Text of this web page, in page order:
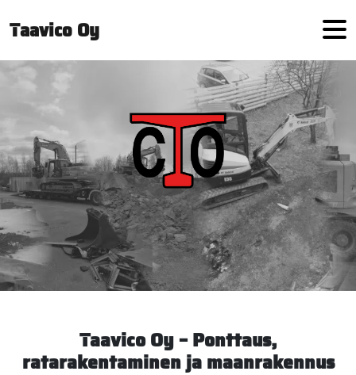
Taavico Oy
Taavico Oy – Ponttaus,
ratarakentaminen ja maanrakennus